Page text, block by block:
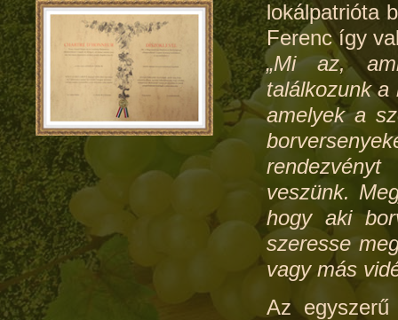
lokálpatrióta
Ferenc így
„Mi az,
találkozunk a
amelyek a
veszünk.
hogy aki
szeresse
vagy más
Az egyszerű